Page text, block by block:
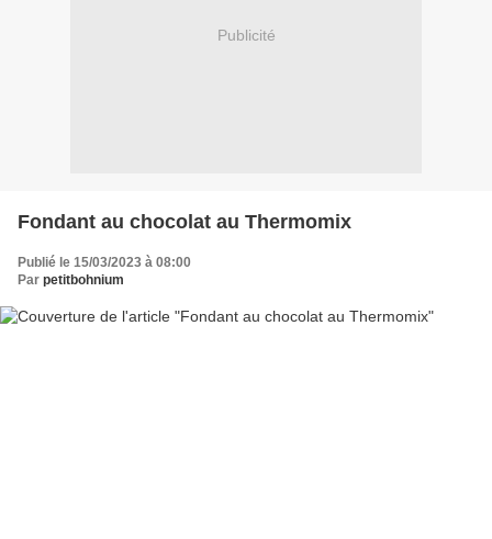
Publicité
Fondant au chocolat au Thermomix
Publié le 15/03/2023 à 08:00
Par petitbohnium